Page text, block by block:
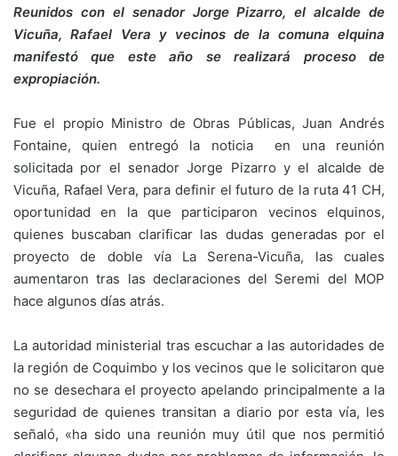
Reunidos con el senador Jorge Pizarro, el alcalde de
Vicuña, Rafael Vera y vecinos de la comuna elquina
manifestó que este año se realizará proceso de
expropiación.
Fue el propio Ministro de Obras Públicas, Juan Andrés
Fontaine, quien entregó la noticia en una reunión
solicitada por el senador Jorge Pizarro y el alcalde de
Vicuña, Rafael Vera, para definir el futuro de la ruta 41 CH,
oportunidad en la que participaron vecinos elquinos,
quienes buscaban clarificar las dudas generadas por el
proyecto de doble vía La Serena-Vicuña, las cuales
aumentaron tras las declaraciones del Seremi del MOP
hace algunos días atrás.
La autoridad ministerial tras escuchar a las autoridades de
la región de Coquimbo y los vecinos que le solicitaron que
no se desechara el proyecto apelando principalmente a la
seguridad de quienes transitan a diario por esta vía, les
señaló, «ha sido una reunión muy útil que nos permitió